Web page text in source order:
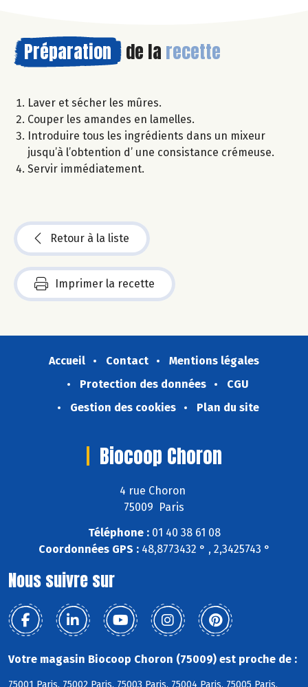
Préparation de la recette
Laver et sécher les mûres.
Couper les amandes en lamelles.
Introduire tous les ingrédients dans un mixeur
jusqu’à l’obtention d’ une consistance crémeuse.
Servir immédiatement.
Retour à la liste
Imprimer la recette
Accueil Contact
Mentions légales
Protection des données
CGU
Gestion des cookies
Plan du site
Biocoop Choron
4 rue Choron
75009 Paris
Téléphone :01 40 38 61 08
Coordonnées GPS :48,8773432 ° , 2,3425743 °
Nous suivre sur
Votre magasin Biocoop Choron (75009) est proche de :
75001 Paris, 75002 Paris, 75003 Paris, 75004 Paris, 75005 Paris,